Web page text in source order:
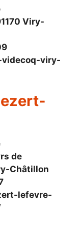
Viry-
viry-
de
Châtillon
lefevre-